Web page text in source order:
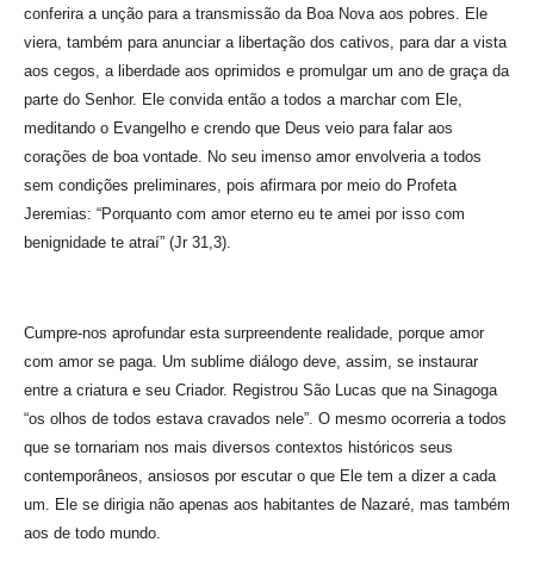
conferira a unção para a transmissão da Boa Nova aos pobres. Ele
viera, também para anunciar a libertação dos cativos, para dar a vista
aos cegos, a liberdade aos oprimidos e promulgar um ano de graça da
parte do Senhor. Ele convida então a todos a marchar com Ele,
meditando o Evangelho e crendo que Deus veio para falar aos
corações de boa vontade. No seu imenso amor envolveria a todos
sem condições preliminares, pois afirmara por meio do Profeta
Jeremias: “Porquanto com amor eterno eu te amei por isso com
benignidade te atraí” (Jr 31,3).
Cumpre-nos aprofundar esta surpreendente realidade, porque amor
com amor se paga. Um sublime diálogo deve, assim, se instaurar
entre a criatura e seu Criador. Registrou São Lucas que na Sinagoga
“os olhos de todos estava cravados nele”. O mesmo ocorreria a todos
que se tornariam nos mais diversos contextos históricos seus
contemporâneos, ansiosos por escutar o que Ele tem a dizer a cada
um. Ele se dirigia não apenas aos habitantes de Nazaré, mas também
aos de todo mundo.